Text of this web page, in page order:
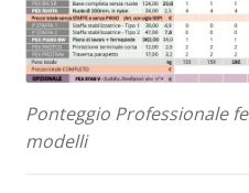
Ponteggio Professionale
modelli